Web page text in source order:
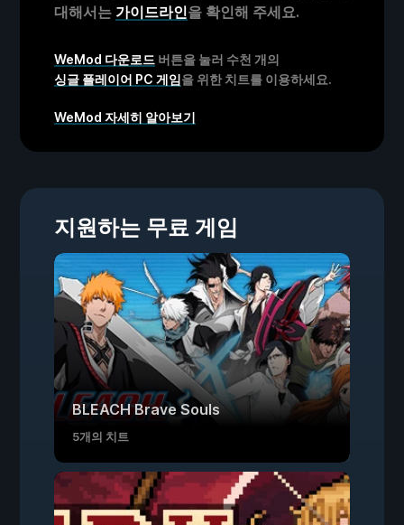
대해서는 가이드라인을 확인해 주세요.
WeMod 다운로드 버튼을 눌러 수천 개의
싱글 플레이어 PC 게임을 위한 치트를 이용하세요.
WeMod 자세히 알아보기
지원하는 무료 게임
BLEACH Brave Souls
5개의 치트